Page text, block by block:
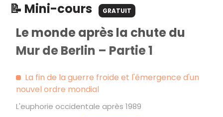
📝 Mini-cours GRATUIT
Le monde après la chute du
Mur de Berlin – Partie 1
La fin de la guerre froide et l'émergence d'un
nouvel ordre mondial
L'euphorie occidentale après 1989